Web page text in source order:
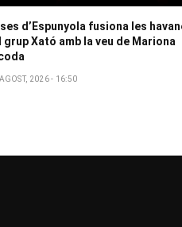
d’Espunyola fusiona les
grup Xató amb la veu de Mariona
2026 - 16:50